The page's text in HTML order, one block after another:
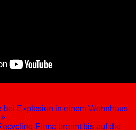
bei Explosion in einem Wohnhaus
Firma brennt bis auf die